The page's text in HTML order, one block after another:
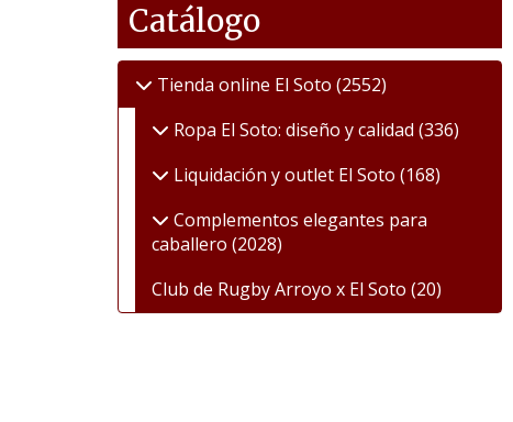
Catálogo
Tienda online El Soto (2552)
Ropa El Soto: diseño y calidad (336)
Liquidación y outlet El Soto (168)
Complementos elegantes para
caballero (2028)
Club de Rugby Arroyo x El Soto (20)